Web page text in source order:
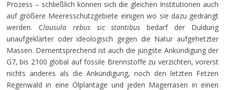
Prozess – schließlich können sich die gleichen Institutionen auch
auf größere Meeresschutzgebiete einigen wo sie dazu gedrängt
werden. Clausula rebus sic stantibus bedarf der Duldung
unaufgeklärter oder ideologisch gegen die Natur aufgehetzter
Massen. Dementsprechend ist auch die jüngste Ankündigung der
G7, bis 2100 global auf fossile Brennstoffe zu verzichten, vorerst
nichts anderes als die Ankündigung, noch den letzten Fetzen
Regenwald in eine Ölplantage und jeden Magerrasen in einen